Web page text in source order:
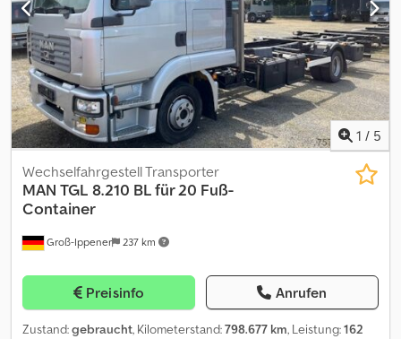
1 / 5
Groß-Ippener 237 km
Wechselfahrgestell Transporter
MAN TGL 8.210 BL für 20 Fuß-
Container
Preisinfo Anrufen
Zustand:gebraucht, Kilometerstand:798.677 km, Leistung:162